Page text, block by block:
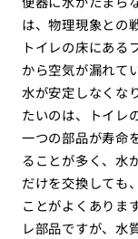
は、物理現象との
トイレの床にある
から空気が漏れて
水が安定しなくな
たいのは、トイレ
一つの部品が寿命
ることが多く、水
だけを交換しても
ことがよくありま
レ部品ですが、水